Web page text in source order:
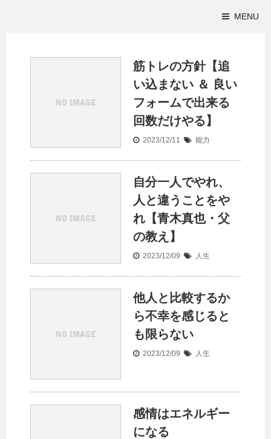
MENU
筋トレの方針【追
い込まない ＆ 良い
フォームで出来る
回数だけやる】
2023/12/11 能力
自分一人でやれ、
人と違うことをや
れ【青木真也・父
の教え】
2023/12/09 人生
他人と比較するか
ら不幸を感じると
も限らない
2023/12/09 人生
感情はエネルギー
になる